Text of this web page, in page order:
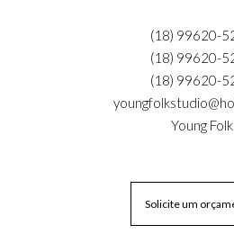
(18) 99620-
(18) 99620-
(18) 99620-
Young Folk
Solicite um